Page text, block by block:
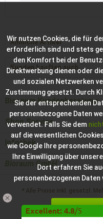
Ähnliche Artikel
Kunden kauften auch
Bioraum Kundenberatung
Shop Service
Infothek
Bioraum GmbH
* Alle Preise inkl. gesetzl.
Hilfe / Support
Wir nutzen Cookies, die für
erforderlich sind und stets
den Komfort bei der
Direktwerbung dienen oder
und sozialen Netzwerken
Zustimmung gesetzt. Durch
Sie der entsprechenden
personenbezogene Daten
verwendet. Falls Sie dem
auf die wesentlichen
wie Google Ihre
Ihre Einwilligung über
Dort erfahren Sie
personenbezogenen Daten
Einverstanden
Excellent: 4.8/5